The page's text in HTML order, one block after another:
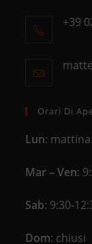
in
+39
your
Orari Di
Lun:
Mar – Ven:
Sab: 9:30-
Dom: chiusi